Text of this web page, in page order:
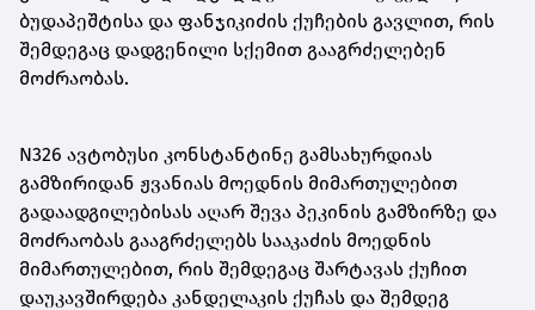
ბუდაპეშტისა და ფანჯიკიძის ქუჩების გავლით, რის
შემდეგაც დადგენილი სქემით გააგრძელებენ
მოძრაობას.
N326 ავტობუსი კონსტანტინე გამსახურდიას
გამზირიდან ჟვანიას მოედნის მიმართულებით
გადაადგილებისას აღარ შევა პეკინის გამზირზე და
მოძრაობას გააგრძელებს სააკაძის მოედნის
მიმართულებით, რის შემდეგაც შარტავას ქუჩით
დაუკავშირდება კანდელაკის ქუჩას და შემდეგ